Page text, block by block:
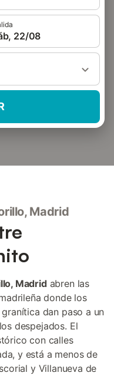
22/08
Madrid
Madridabren las
donde los
dan paso a un
despejados. El
con calles
y está a menos de
y Villanueva de